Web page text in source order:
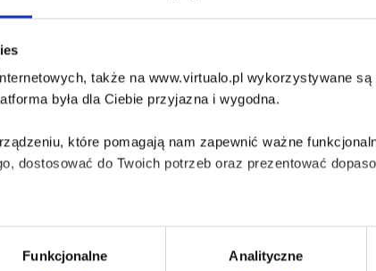
także na www.virtualo.pl wykorzystywane
była dla Ciebie przyjazna i wygodna.
które pomagają nam zapewnić ważne
dostosować do Twoich potrzeb oraz prezentować
do prawidłowego i bezpiecznego działania serwisu -
Funkcjonalne Analityczne